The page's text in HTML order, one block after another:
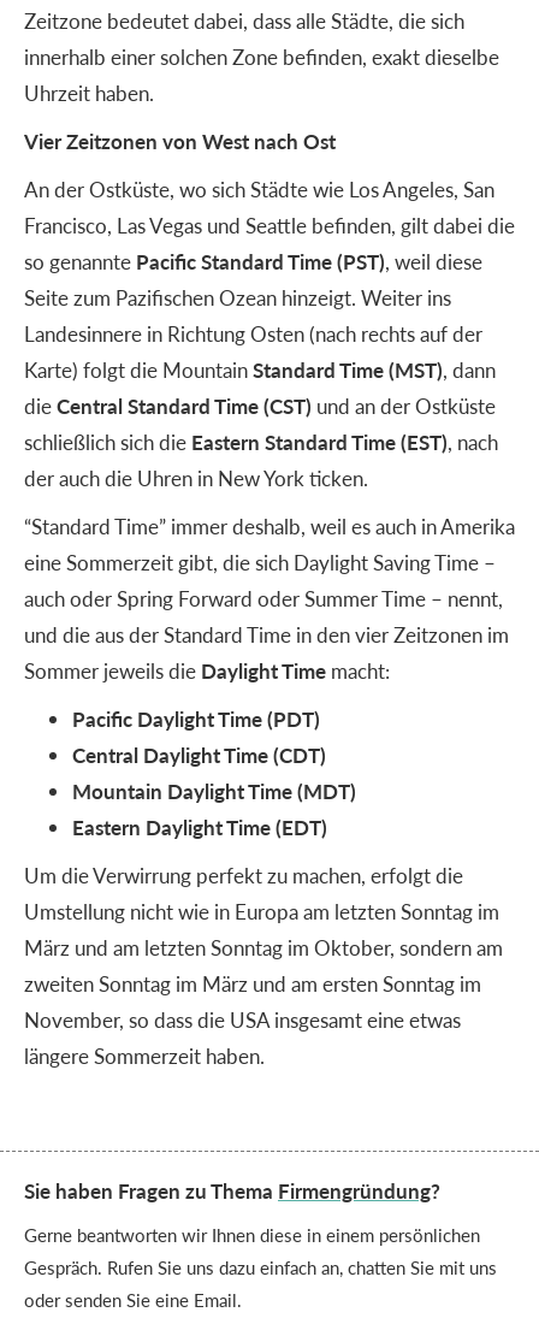
Zeitzone bedeutet dabei, dass alle Städte, die sich
innerhalb einer solchen Zone befinden, exakt dieselbe
Uhrzeit haben.
Vier Zeitzonen von West nach Ost
An der Ostküste, wo sich Städte wie Los Angeles, San
Francisco, Las Vegas und Seattle befinden, gilt dabei die
so genannte Pacific Standard Time (PST), weil diese
Seite zum Pazifischen Ozean hinzeigt. Weiter ins
Landesinnere in Richtung Osten (nach rechts auf der
Karte) folgt die MountainStandard Time (MST), dann
dieCentral Standard Time (CST) und an der Ostküste
schließlich sich die Eastern Standard Time (EST), nach
der auch die Uhren in New York ticken.
“Standard Time” immer deshalb, weil es auch in Amerika
eine Sommerzeit gibt, die sich Daylight Saving Time –
auch oder Spring Forward oder Summer Time – nennt,
und die aus der Standard Time in den vier Zeitzonen im
Sommer jeweils die Daylight Time macht:
Pacific Daylight Time (PDT)
Central Daylight Time (CDT)
Mountain Daylight Time (MDT)
Eastern Daylight Time (EDT)
Um die Verwirrung perfekt zu machen, erfolgt die
Umstellung nicht wie in Europa am letzten Sonntag im
März und am letzten Sonntag im Oktober, sondern am
zweiten Sonntag im März und am ersten Sonntag im
November, so dass die USA insgesamt eine etwas
längere Sommerzeit haben.
Sie haben Fragen zu Thema Firmengründung?
Gerne beantworten wir Ihnen diese in einem persönlichen
Gespräch. Rufen Sie uns dazu einfach an, chatten Sie mit uns
oder senden Sie eine Email.